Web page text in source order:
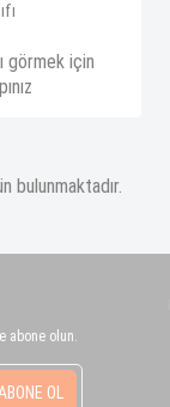
görmek için
bulunmaktadır.
abone olun.
OL